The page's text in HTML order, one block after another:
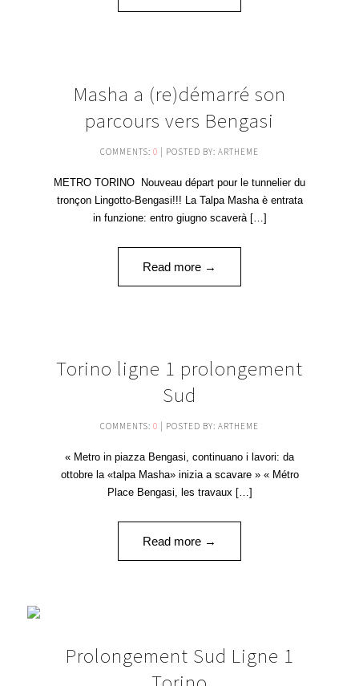
25
Masha a (re)démarré son
parcours vers Bengasi
COMMENTS: 0 | POSTED BY: ARTHEME
METRO TORINO Nouveau départ pour le tunnelier du
tronçon Lingotto-Bengasi!!! La Talpa Masha è entrata
in funzione: entro giugno scaverà […]
Read more →
04
Torino ligne 1 prolongement
Sud
COMMENTS: 0 | POSTED BY: ARTHEME
« Metro in piazza Bengasi, continuano i lavori: da
ottobre la «talpa Masha» inizia a scavare » « Métro
Place Bengasi, les travaux […]
Read more →
AOÛT '16
Prolongement Sud Ligne 1